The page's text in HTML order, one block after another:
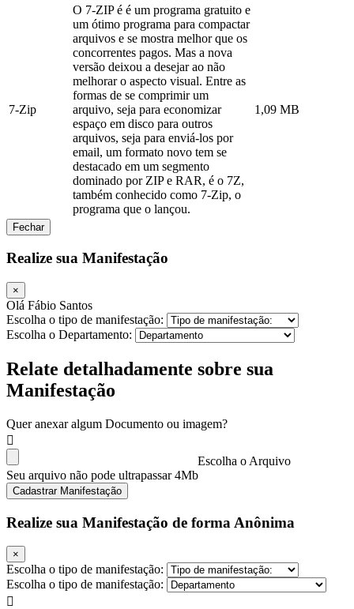
7-Zip
O 7-ZIP é é um programa gratuito e
um ótimo programa para compactar
arquivos e se mostra melhor que os
concorrentes pagos. Mas a nova
versão deixou a desejar ao não
melhorar o aspecto visual. Entre as
formas de se comprimir um
arquivo, seja para economizar
espaço em disco para outros
arquivos, seja para enviá-los por
email, um formato novo tem se
destacado em um segmento
dominado por ZIP e RAR, é o 7Z,
também conhecido como 7-Zip, o
programa que o lançou.
1,09 MB
Fechar
Realize sua Manifestação
×
Olá Fábio Santos
Escolha o tipo de manifestação:
Escolha o Departamento:
Relate detalhadamente sobre sua
Manifestação
Quer anexar algum Documento ou imagem?
Escolha o Arquivo
Seu arquivo não pode ultrapassar 4Mb
Cadastrar Manifestação
Realize sua Manifestação de forma Anônima
×
Escolha o tipo de manifestação:
Escolha o tipo de manifestação: